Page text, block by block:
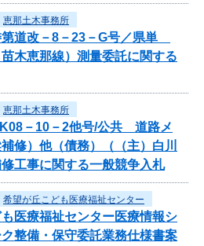
恵那土木事務所
第道改－8－23－G号／県単
木恵那線）測量委託に関する
恵那土木事務所
－10－2他号/公共 道路メ
修）他（債務）（（主）白川
工事に関する一般競争入札
希望が丘こども医療福祉センター
医療福祉センター医療情報シ
整備・保守委託業務仕様書案